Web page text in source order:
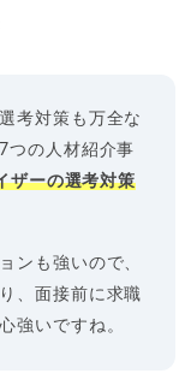
考対策も万全な
つの人材紹介事
ザーの選考対策
ンも強いので、
、面接前に求職
強いですね。